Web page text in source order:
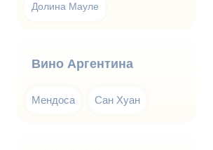
Долина Мауле
Вино Аргентина
Мендоса Сан Хуан